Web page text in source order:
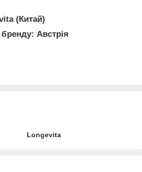
(Китай)
бренду: Австрія
Longevita